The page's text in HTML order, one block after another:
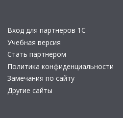
Вход для партнеров 1С
Учебная версия
Стать партнером
Политика конфиденциальности
Замечания по сайту
Другие сайты